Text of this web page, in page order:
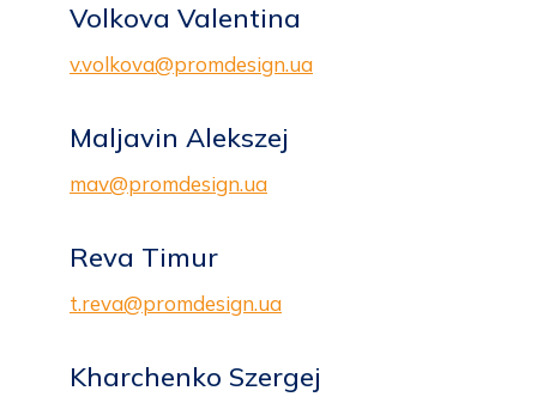
Volkova Valentina
v.volkova@promdesign.ua
Maljavin Alekszej
mav@promdesign.ua
Reva Timur
t.reva@promdesign.ua
Kharchenko Szergej